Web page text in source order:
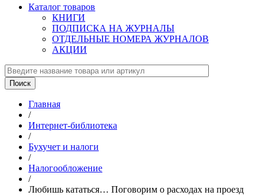
Каталог товаров
КНИГИ
ПОДПИСКА НА ЖУРНАЛЫ
ОТДЕЛЬНЫЕ НОМЕРА ЖУРНАЛОВ
АКЦИИ
Главная
/
Интернет-библиотека
/
Бухучет и налоги
/
Налогообложение
/
Любишь кататься… Поговорим о расходах на проезд